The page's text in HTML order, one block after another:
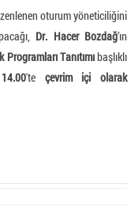
oturum yöneticiliğini
Dr. Hacer Bozdağ’ın
Programları Tanıtımıbaşlıklı
14.00'te çevrim içi olarak